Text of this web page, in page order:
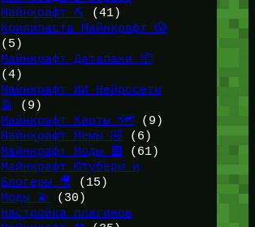
Майнкрафт ⛏️ (41)
Крипипаста Майнкрафт 😱
(5)
Майнкрафт Датапаки 📦
(4)
Майнкрафт ИИ Нейросети
🤖
(9)
Майнкрафт Карты 🗺️(9)
Майнкрафт Мемы 🤣 (6)
Майнкрафт Моды 🟩 (61)
Майнкрафт Ютуберы и
Блогеры 🎥
(15)
Моды 💫
(30)
Настройка плагинов